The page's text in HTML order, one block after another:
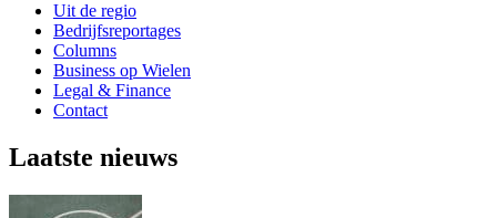
Uit de regio
Bedrijfsreportages
Columns
Business op Wielen
Legal & Finance
Contact
Laatste nieuws